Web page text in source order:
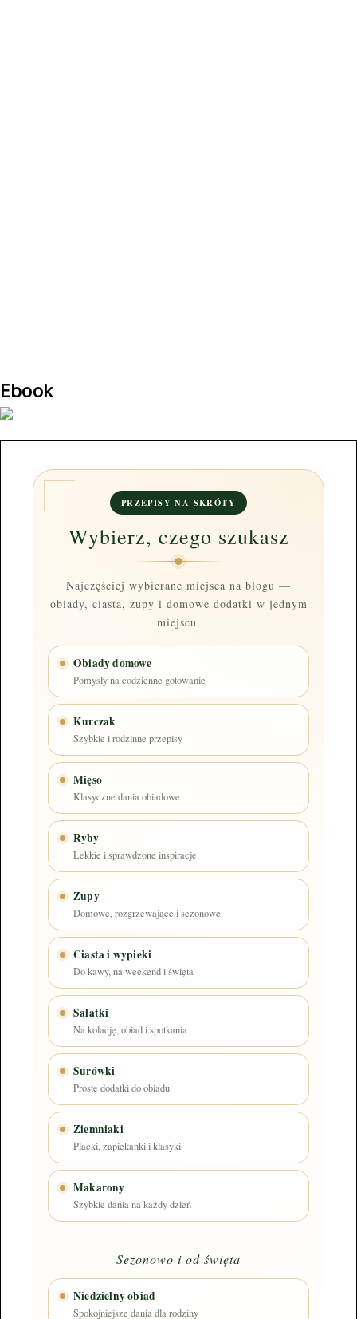
Ebook
PRZEPISY NA SKRÓTY
Wybierz, czego szukasz
Najczęściej wybierane miejsca na blogu —
obiady, ciasta, zupy i domowe dodatki w jednym
miejscu.
Obiady domowe
Pomysły na codzienne gotowanie
Kurczak
Szybkie i rodzinne przepisy
Mięso
Klasyczne dania obiadowe
Ryby
Lekkie i sprawdzone inspiracje
Zupy
Domowe, rozgrzewające i sezonowe
Ciasta i wypieki
Do kawy, na weekend i święta
Sałatki
Na kolację, obiad i spotkania
Surówki
Proste dodatki do obiadu
Ziemniaki
Placki, zapiekanki i klasyki
Makarony
Szybkie dania na każdy dzień
Sezonowo i od święta
Niedzielny obiad
Spokojniejsze dania dla rodziny